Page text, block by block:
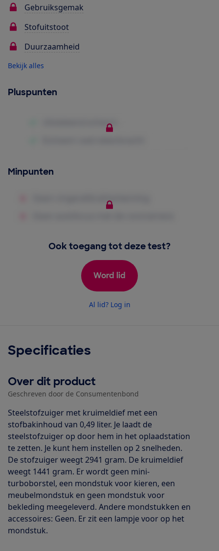
Gebruiksgemak
Stofuitstoot
Duurzaamheid
Bekijk alles
Pluspunten
Minpunten
Ook toegang tot deze test?
Word lid
Al lid? Log in
Specificaties
Over dit product
Geschreven door de Consumentenbond
Steelstofzuiger met kruimeldief met een
stofbakinhoud van 0,49 liter. Je laadt de
steelstofzuiger op door hem in het oplaadstation
te zetten. Je kunt hem instellen op 2 snelheden.
De stofzuiger weegt 2941 gram. De kruimeldief
weegt 1441 gram. Er wordt geen mini-
turboborstel, een mondstuk voor kieren, een
meubelmondstuk en geen mondstuk voor
bekleding meegeleverd. Andere mondstukken en
accessoires: Geen. Er zit een lampje voor op het
mondstuk.